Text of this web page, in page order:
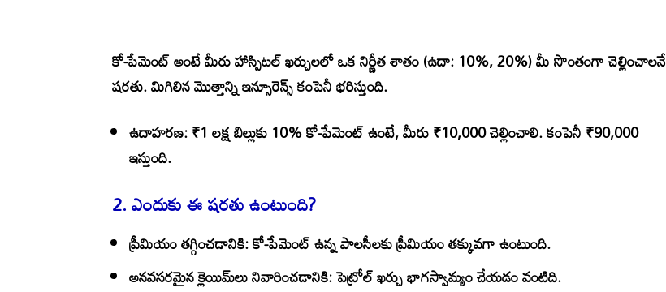
కో-పేమెంట్ అంటే మీరు హాస్పిటల్ ఖర్చులలో ఒక నిర్ణీత శాతం (ఉదా: 10%, 20%) మీ సొంతంగా చెల్లించాలనే
షరతు. మిగిలిన మొత్తాన్ని ఇన్సూరెన్స్ కంపెనీ భరిస్తుంది.
ఉదాహరణ:₹1 లక్ష బిల్లుకు 10% కో-పేమెంట్ ఉంటే, మీరు ₹10,000 చెల్లించాలి. కంపెనీ ₹90,000
ఇస్తుంది.
2.ఎందుకు ఈ షరతు ఉంటుంది?
ప్రీమియం తగ్గించడానికి:కో-పేమెంట్ ఉన్న పాలసీలకు ప్రీమియం తక్కువగా ఉంటుంది.
అనవసరమైన క్లెయిమ్‌లు నివారించడానికి:పెట్రోల్ ఖర్చు భాగస్వామ్యం చేయడం వంటిది.